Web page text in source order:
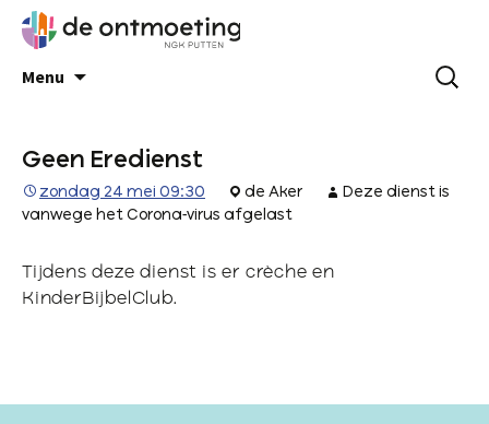
Menu
Geen Eredienst
zondag 24 mei 09:30 de Aker
Deze dienst is
vanwege het Corona-virus afgelast
Tijdens deze dienst is er crèche en
KinderBijbelClub.